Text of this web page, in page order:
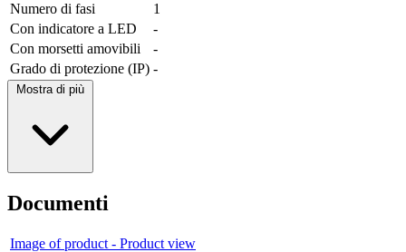
Numero di fasi
1
Con indicatore a LED
-
Con morsetti amovibili
-
Grado di protezione (IP) -
Mostra di più
Documenti
Image of product - Product view